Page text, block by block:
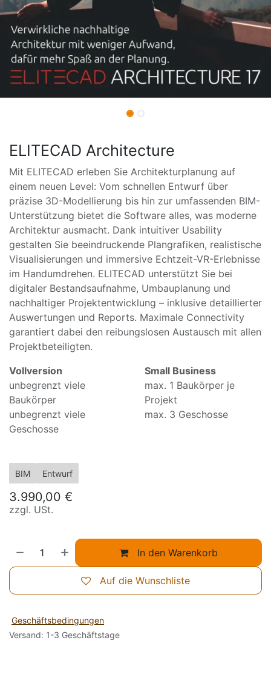
ELITECAD Architecture
Mit ELITECAD erleben Sie Architekturplanung auf
einem neuen Level: Vom schnellen Entwurf über
präzise 3D-Modellierung bis hin zur umfassenden BIM-
Unterstützung bietet die Software alles, was moderne
Architektur ausmacht. Dank intuitiver Usability
gestalten Sie beeindruckende Plangrafiken, realistische
Visualisierungen und immersive Echtzeit-VR-Erlebnisse
im Handumdrehen. ELITECAD unterstützt Sie bei
digitaler Bestandsaufnahme, Umbauplanung und
nachhaltiger Projektentwicklung – inklusive detaillierter
Auswertungen und Reports. Maximale Connectivity
garantiert dabei den reibungslosen Austausch mit allen
Projektbeteiligten.
Vollversion
unbegrenzt viele
Baukörper
unbegrenzt viele
Geschosse
Small Business
max. 1 Baukörper je
Projekt
max. 3 Geschosse
BIM Entwurf
3.990,00 €
zzgl. USt.
In den Warenkorb
Auf die Wunschliste
Geschäftsbedingungen
Versand: 1-3 Geschäftstage